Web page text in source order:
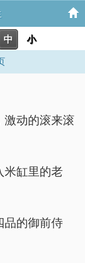
中 小
激动的滚来滚
米缸里的老
品的御前侍